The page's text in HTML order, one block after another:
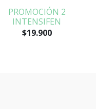
PROMOCIÓN 2
INTENSIFEN
$19.900